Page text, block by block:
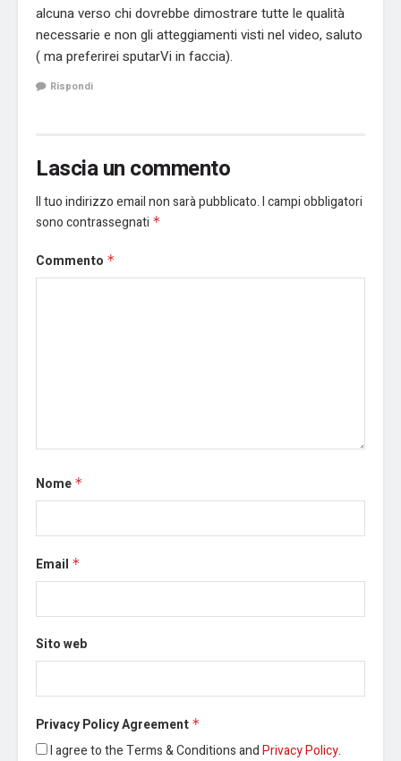
alcuna verso chi dovrebbe dimostrare tutte le qualità
necessarie e non gli atteggiamenti visti nel video, saluto
( ma preferirei sputarVi in faccia).
Rispondi
Lascia un commento
Il tuo indirizzo email non sarà pubblicato.I campi obbligatori
sono contrassegnati *
Commento *
Nome *
Email *
Sito web
Privacy Policy Agreement *
I agree to the Terms & Conditions andPrivacy Policy.